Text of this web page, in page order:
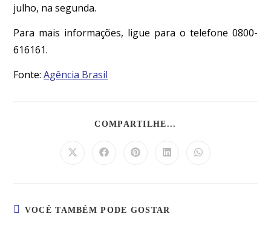
julho, na segunda.
Para mais informações, ligue para o telefone 0800-
616161.
Fonte:Agência Brasil
COMPARTILHE...
VOCÊ TAMBÉM PODE GOSTAR